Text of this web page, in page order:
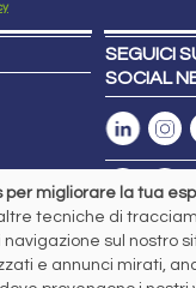
SEGUICI
SOCIAL
interamente versato
per migliorare la tua
tecniche di
navigazione sul nostro
e annunci mirati,